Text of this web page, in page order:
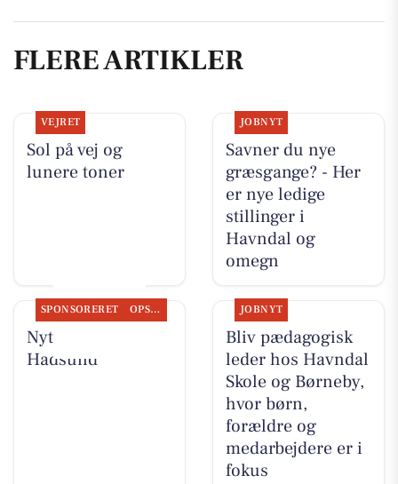
FLERE ARTIKLER
VEJRET
Sol på vej og
lunere toner
JOBNYT
Savner du nye
græsgange? - Her
er nye ledige
stillinger i
Havndal og
omegn
SPONSORERET OPSLAGSTAVLEN
Nyt fra Nybolig
Hadsund
JOBNYT
Bliv pædagogisk
leder hos Havndal
Skole og Børneby,
hvor børn,
forældre og
medarbejdere er i
fokus